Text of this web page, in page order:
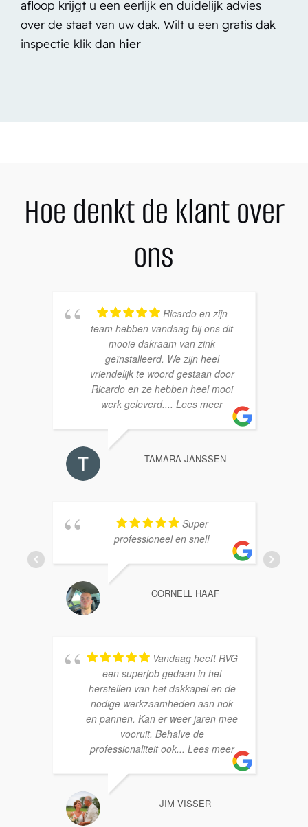
afloop krijgt u een eerlijk en duidelijk advies
over de staat van uw dak. Wilt u een gratis dak
inspectie klik dan hier
Hoe denkt de klant over
ons
Ricardo en zijn
team hebben vandaag bij ons dit
mooie dakraam van zink
geïnstalleerd. We zijn heel
vriendelijk te woord gestaan door
Ricardo en ze hebben heel mooi
werk geleverd.... Lees meer
TAMARA JANSSEN
Super
professioneel en snel!
CORNELL HAAF
Vandaag heeft RVG
een superjob gedaan in het
herstellen van het dakkapel en de
nodige werkzaamheden aan nok
en pannen. Kan er weer jaren mee
vooruit. Behalve de
professionaliteit ook... Lees meer
JIM VISSER